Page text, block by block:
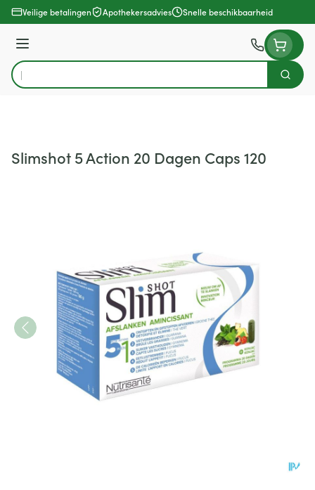
Ga naar de inhoud
Veilige betalingen Apothekersadvies Snelle beschikbaarheid
Menu
Product, merk, categorie...
Zoek
Slimshot 5 Action 20 Dagen Caps 120